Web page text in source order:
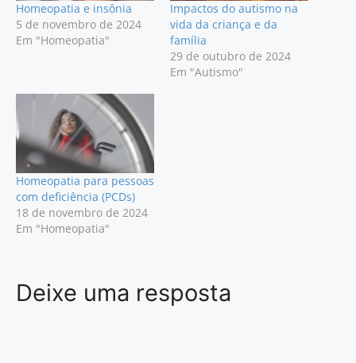
Homeopatia e insônia
5 de novembro de 2024
Em "Homeopatia"
Impactos do autismo na
vida da criança e da
família
29 de outubro de 2024
Em "Autismo"
Homeopatia para pessoas
com deficiência (PCDs)
18 de novembro de 2024
Em "Homeopatia"
Deixe uma resposta